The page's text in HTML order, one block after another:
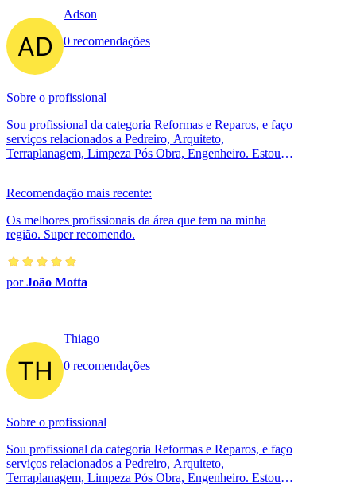
Adson
0 recomendações
Sobre o profissional
Sou profissional da categoria Reformas e Reparos, e faço
serviços relacionados a Pedreiro, Arquiteto,
Terraplanagem, Limpeza Pós Obra, Engenheiro. Estou
Recomendação mais recente:
Os melhores profissionais da área que tem na minha
região. Super recomendo.
porJoão Motta
Thiago
0 recomendações
Sobre o profissional
Sou profissional da categoria Reformas e Reparos, e faço
serviços relacionados a Pedreiro, Arquiteto,
Terraplanagem, Limpeza Pós Obra, Engenheiro. Estou